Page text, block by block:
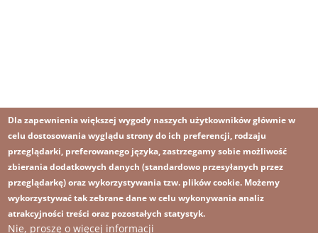
Dla zapewnienia większej wygody naszych użytkowników głównie w
celu dostosowania wyglądu strony do ich preferencji, rodzaju
przeglądarki, preferowanego języka, zastrzegamy sobie możliwość
zbierania dodatkowych danych (standardowo przesyłanych przez
przeglądarkę) oraz wykorzystywania tzw. plików cookie. Możemy
wykorzystywać tak zebrane dane w celu wykonywania analiz
atrakcyjności treści oraz pozostałych statystyk.
Nie, proszę o więcej informacji